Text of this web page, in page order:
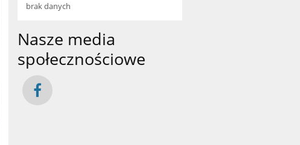
brak danych
Nasze media
społecznościowe